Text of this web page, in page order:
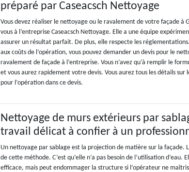
préparé par Caseacsch Nettoyage
Vous devez réaliser le nettoyage ou le ravalement de votre façade à
vous à l’entreprise Caseacsch Nettoyage. Elle a une équipe
assurer un résultat parfait. De plus, elle respecte les
aux coûts de l’opération, vous pouvez demander un devis pour le
ravalement de façade à l’entreprise. Vous n’avez qu’à remplir le
et vous aurez rapidement votre devis. Vous aurez tous les détails sur
pour l’opération dans ce devis.
Nettoyage de murs extérieurs par
travail délicat à confier à un
Un nettoyage par sablage est la projection de matière sur la façade.
de cette méthode. C’est qu’elle n’a pas besoin de l’utilisation d’eau.
efficace, mais peut endommager la structure si l’opérateur ne